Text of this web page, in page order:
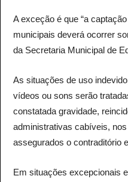
A exceção é que “a
municipais deverá ocorrer
da Secretaria Municipal de
As situações de uso
vídeos ou sons serão
constatada gravidade,
administrativas cabíveis,
assegurados o contraditório
Em situações excepcionais